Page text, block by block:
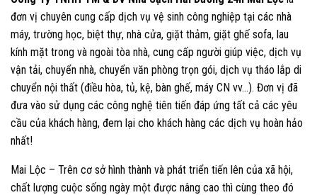
đơn vị chuyên cung cấp dịch vụ vệ sinh công nghiệp tại các nhà
máy, trường học, biệt thự, nhà cửa, giặt thảm, giặt ghế sofa, lau
kính mặt trong và ngoài tòa nhà, cung cấp người giúp việc, dịch vụ
vận tải, chuyển nhà, chuyển văn phòng trọn gói, dịch vụ tháo lắp di
chuyển nội thất (điều hòa, tủ, kệ, bàn ghế, máy CN vv…). Đơn vị đã
đưa vào sử dụng các công nghệ tiên tiến đáp ứng tất cả các yêu
cầu của khách hàng, đem lại cho khách hàng các dịch vụ hoàn hảo
nhất!
Mai Lộc – Trên cơ sở hình thành và phát triển tiến lên của xã hội,
chất lượng cuộc sống ngày một được nâng cao thì cùng theo đó